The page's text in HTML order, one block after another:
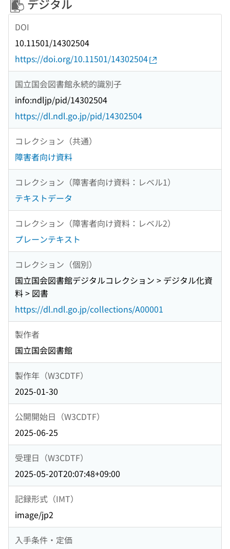
デジタル
DOI
10.11501/14302504
https://doi.org/10.11501/14302504
国立国会図書館永続的識別子
info:ndljp/pid/14302504
https://dl.ndl.go.jp/pid/14302504
コレクション（共通）
障害者向け資料
コレクション（障害者向け資料：レベル1）
テキストデータ
コレクション（障害者向け資料：レベル2）
プレーンテキスト
コレクション（個別）
国立国会図書館デジタルコレクション > デジタル化資
料 > 図書
https://dl.ndl.go.jp/collections/A00001
製作者
国立国会図書館
製作年（W3CDTF）
2025-01-30
公開開始日（W3CDTF）
2025-06-25
受理日（W3CDTF）
2025-05-20T20:07:48+09:00
記録形式（IMT）
image/jp2
入手条件・定価